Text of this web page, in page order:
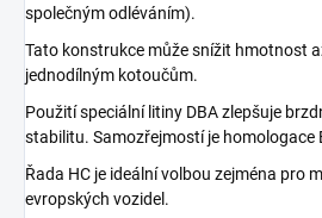
společným odléváním).
Tato konstrukce může snížit hmotnost
jednodílným kotoučům.
Použití speciální litiny DBA zlepšuje
stabilitu. Samozřejmostí je homologace
Řada HC je ideální volbou zejména pro
evropských vozidel.